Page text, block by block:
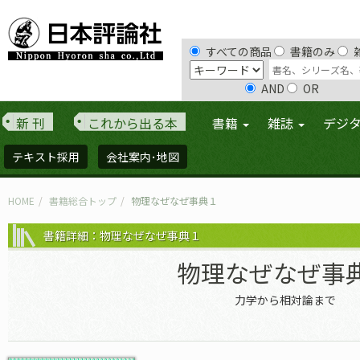
すべての商品 書籍のみ
AND OR
新 刊 これから出る本 書籍 雑誌 デジ
テキスト採用 会社案内･地図
HOME 書籍総合トップ 物理なぜなぜ事典１
書籍詳細：物理なぜなぜ事典１
物理なぜなぜ事
力学から相対論まで